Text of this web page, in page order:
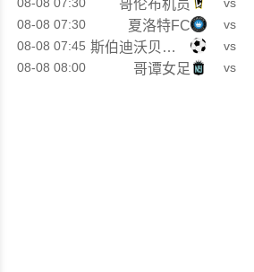
哥伦布机员
08-08 07:30 夏洛特FC vs
08-08 07:45 斯伯迪沃贝尔格拉诺 vs
08-08 08:00 哥谭女足 vs